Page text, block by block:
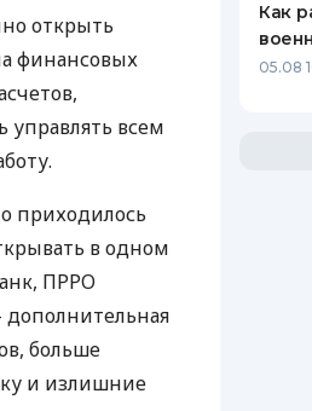
открыть
финансовых
управлять всем
приходилось
в одном
ПРРО
дополнительная
больше
и излишние
Как
05.08